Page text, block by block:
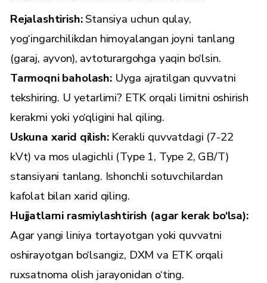
Rejalashtirish:Stansiya uchun qulay,
yog‘ingarchilikdan himoyalangan joyni tanlang
(garaj, ayvon), avtoturargohga yaqin bo‘lsin.
Tarmoqni baholash:Uyga ajratilgan quvvatni
tekshiring. U yetarlimi? ETK orqali limitni oshirish
kerakmi yoki yo‘qligini hal qiling.
Uskuna xarid qilish:Kerakli quvvatdagi (7-22
kVt) va mos ulagichli (Type 1, Type 2, GB/T)
stansiyani tanlang. Ishonchli sotuvchilardan
kafolat bilan xarid qiling.
Hujjatlarni rasmiylashtirish (agar kerak bo‘lsa):
Agar yangi liniya tortayotgan yoki quvvatni
oshirayotgan bo‘lsangiz, DXM va ETK orqali
ruxsatnoma olish jarayonidan o‘ting.